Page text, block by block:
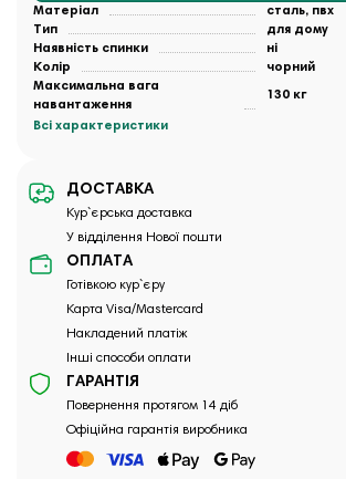
Матеріал
сталь, пвх
Тип
для дому
Наявність спинки
ні
Колір
чорний
Максимальна вага
навантаження
130 кг
Всі характеристики
ДОСТАВКА
Кур`єрська доставка
У відділення Нової пошти
ОПЛАТА
Готівкою кур`єру
Карта Visa/Mastercard
Накладений платіж
Інші способи оплати
ГАРАНТІЯ
Повернення протягом 14 діб
Офіційна гарантія виробника